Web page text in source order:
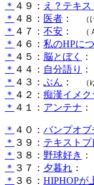
＊ ４９： え？テキ
＊ ４８： 医者 ：
＊ ４７： 不安 ：
＊ ４６： 私のHPに
＊ ４５： 脳とぼく
＊ ４４： 自分語り
＊ ４３： ぶん ： （
＊ ４２： 痴漢イメク
＊ ４１： アンテナ
＊ ４０： バンプオブ
＊ ３９： テキストプ
＊ ３８： 野球好き
＊ ３７： 夕暮れ ：
＊ ３６： HIPHOP